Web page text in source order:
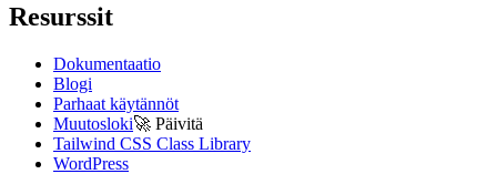
Resurssit
Dokumentaatio
Blogi
Parhaat käytännöt
Muutosloki🚀 Päivitä
Tailwind CSS Class Library
WordPress